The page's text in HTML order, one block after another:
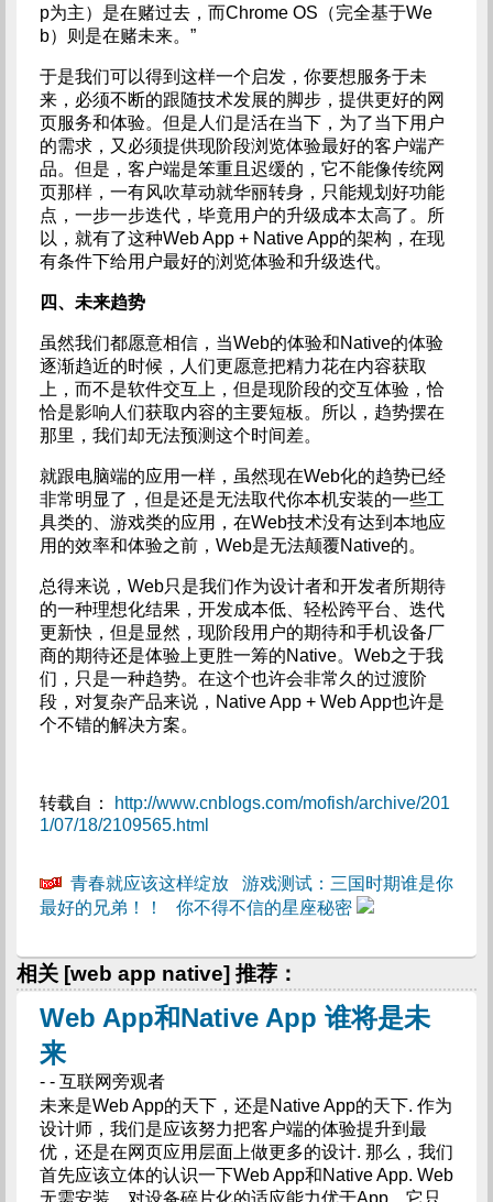
p为主）是在赌过去，而Chrome OS（完全基于We
b）则是在赌未来。”
于是我们可以得到这样一个启发，你要想服务于未
来，必须不断的跟随技术发展的脚步，提供更好的网
页服务和体验。但是人们是活在当下，为了当下用户
的需求，又必须提供现阶段浏览体验最好的客户端产
品。但是，客户端是笨重且迟缓的，它不能像传统网
页那样，一有风吹草动就华丽转身，只能规划好功能
点，一步一步迭代，毕竟用户的升级成本太高了。所
以，就有了这种Web App + Native App的架构，在现
有条件下给用户最好的浏览体验和升级迭代。
四、未来趋势
虽然我们都愿意相信，当Web的体验和Native的体验
逐渐趋近的时候，人们更愿意把精力花在内容获取
上，而不是软件交互上，但是现阶段的交互体验，恰
恰是影响人们获取内容的主要短板。所以，趋势摆在
那里，我们却无法预测这个时间差。
就跟电脑端的应用一样，虽然现在Web化的趋势已经
非常明显了，但是还是无法取代你本机安装的一些工
具类的、游戏类的应用，在Web技术没有达到本地应
用的效率和体验之前，Web是无法颠覆Native的。
总得来说，Web只是我们作为设计者和开发者所期待
的一种理想化结果，开发成本低、轻松跨平台、迭代
更新快，但是显然，现阶段用户的期待和手机设备厂
商的期待还是体验上更胜一筹的Native。Web之于我
们，只是一种趋势。在这个也许会非常久的过渡阶
段，对复杂产品来说，Native App + Web App也许是
个不错的解决方案。
转载自：
http://www.cnblogs.com/mofish/archive/201
1/07/18/2109565.html
青春就应该这样绽放
游戏测试：三国时期谁是你
最好的兄弟！！
你不得不信的星座秘密
相关 [web app native] 推荐：
Web App和Native App 谁将是未
来
- - 互联网旁观者
未来是Web App的天下，还是Native App的天下. 作为
设计师，我们是应该努力把客户端的体验提升到最
优，还是在网页应用层面上做更多的设计. 那么，我们
首先应该立体的认识一下Web App和Native App. Web
无需安装，对设备碎片化的适应能力优于App，它只